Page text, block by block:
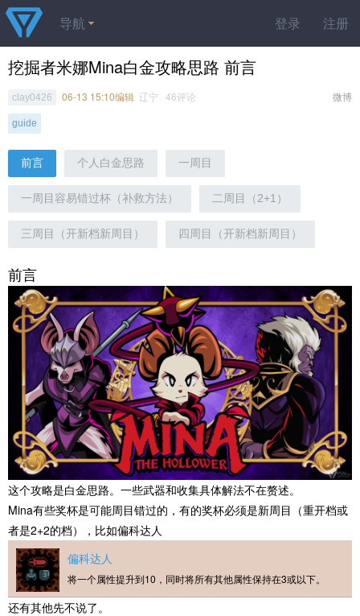
登录 注册
导航
挖掘者米娜Mina白金攻略思路 前言
微博
clay0426 06-13 15:10编辑 辽宁 46评论
guide
前言 个人白金思路 一周目
一周目容易错过杯（补救方法） 二周目（2+1）
三周目（开新档新周目） 四周目（开新档新周目）
前言
这个攻略是白金思路。一些武器和收集具体解法不在赘述。
Mina有些奖杯是可能周目错过的，有的奖杯必须是新周目（重开档或
者是2+2的档），比如偏科达人
偏科达人
将一个属性提升到10，同时将所有其他属性保持在3或以下。
还有其他先不说了。